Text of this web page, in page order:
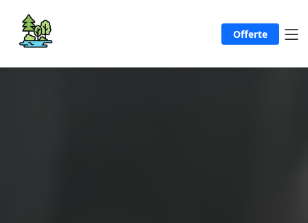
Offerte